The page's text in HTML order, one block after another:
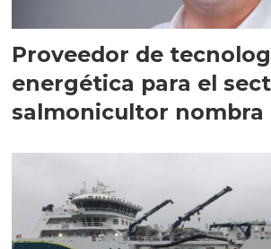
Proveedor de
energética para el
salmonicultor